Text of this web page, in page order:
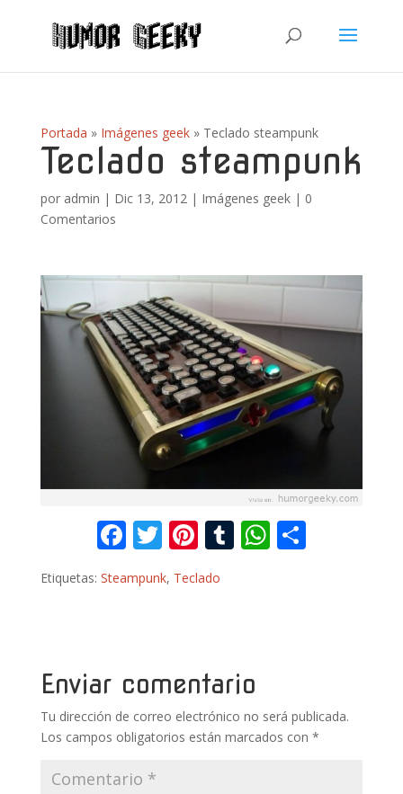
Portada » Imágenes geek» Teclado steampunk
Teclado steampunk
por admin | Dic 13, 2012| Imágenes geek| 0
Comentarios
F
e
o
k
T
w
itt
Pi
nt
er
T W
p r
Etiquetas: Steampunk, Teclado
Enviar comentario
Tu dirección de correo electrónico no será publicada.
Los campos obligatorios están marcados con *